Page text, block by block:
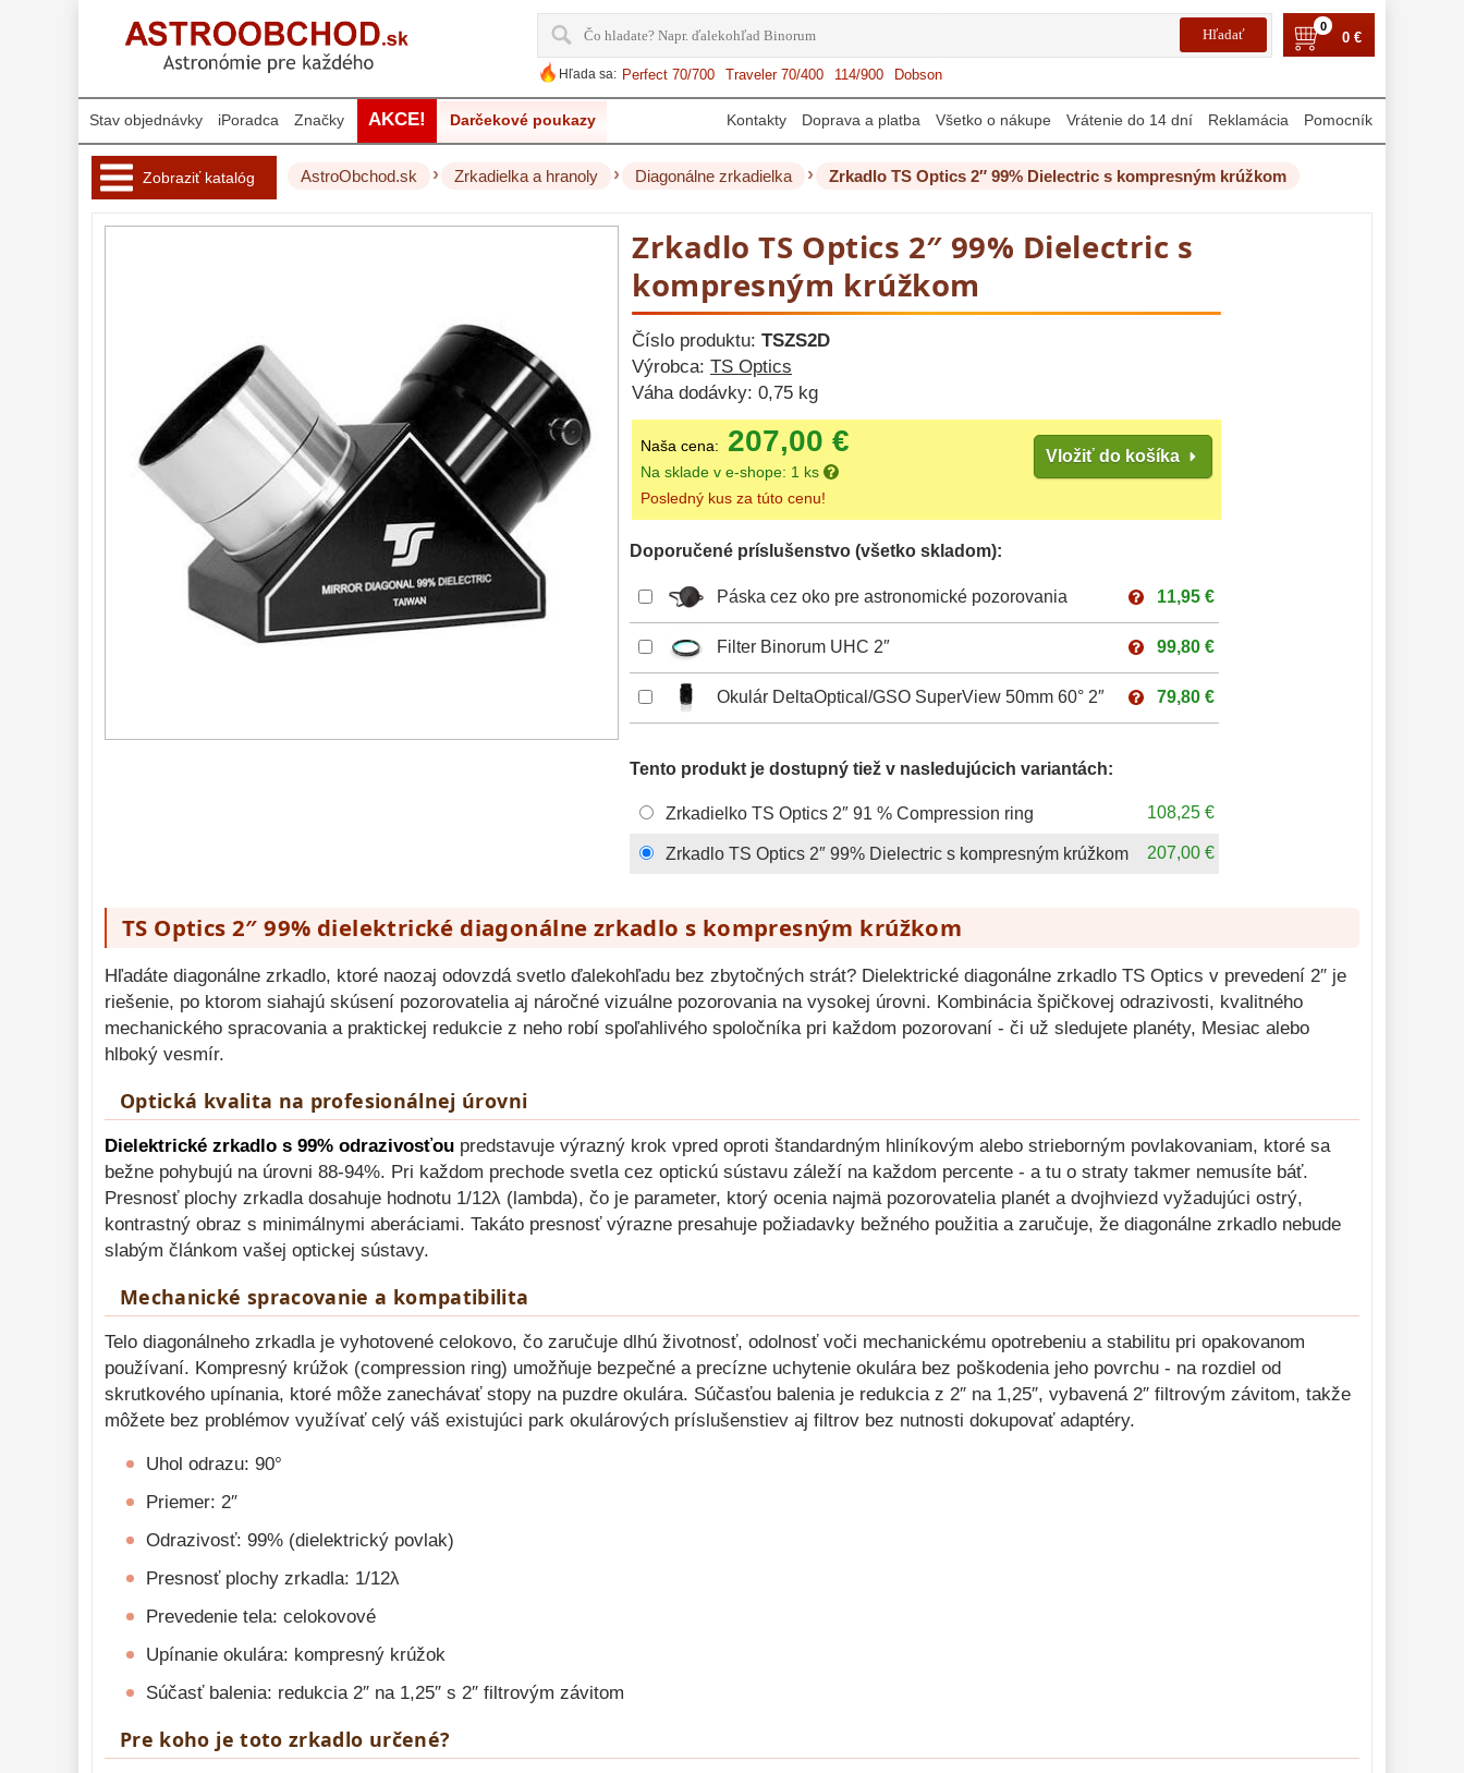
0
0 €
Hľada sa: Perfect 70/700 Traveler 70/400 114/900 Dobson
Stav objednávky iPoradca Značky AKCE! Darčekové poukazy Kontakty Doprava a platba Všetko o nákupe Vrátenie do 14 dní Reklamácia Pomocník
Zobraziť katalóg
príslušenstvo
175
Montáže 93
Zrkadielka a
hranoly
Diagonálne
36
Diagonálne hranoly 7
11
Amici hranoly 90°
Foto stativy
Lupy
Literatúra 10
Darčekové
AstroObchod.sk › Zrkadielka a hranoly › Diagonálne zrkadielka › Zrkadlo TS Optics 2″ 99% Dielectric s kompresným krúžkom
Zrkadlo TS Optics 2″ 99% Dielectric s
kompresným krúžkom
Číslo produktu: TSZS2D
Výrobca: TS Optics
Váha dodávky: 0,75 kg
Naša cena: 207,00 €
Na sklade v e-shope: 1 ks
Vložiť do košíka
Posledný kus za túto cenu!
Doporučené príslušenstvo (všetko skladom):
Páska cez oko pre astronomické pozorovania 11,95 €
Filter Binorum UHC 2″ 99,80 €
Okulár DeltaOptical/GSO SuperView 50mm 60° 2″ 79,80 €
Tento produkt je dostupný tiež v nasledujúcich variantách:
Zrkadielko TS Optics 2″ 91 % Compression ring 108,25 €
Zrkadlo TS Optics 2″ 99% Dielectric s kompresným krúžkom 207,00 €
TS Optics 2″ 99% dielektrické diagonálne zrkadlo s kompresným krúžkom
Hľadáte diagonálne zrkadlo, ktoré naozaj odovzdá svetlo ďalekohľadu bez zbytočných strát? Dielektrické diagonálne zrkadlo TS Optics v prevedení 2″ je
riešenie, po ktorom siahajú skúsení pozorovatelia aj náročné vizuálne pozorovania na vysokej úrovni. Kombinácia špičkovej odrazivosti, kvalitného
mechanického spracovania a praktickej redukcie z neho robí spoľahlivého spoločníka pri každom pozorovaní - či už sledujete planéty, Mesiac alebo
hlboký vesmír.
Optická kvalita na profesionálnej úrovni
Dielektrické zrkadlo s 99% odrazivosťou predstavuje výrazný krok vpred oproti štandardným hliníkovým alebo strieborným povlakovaniam, ktoré sa
bežne pohybujú na úrovni 88-94%. Pri každom prechode svetla cez optickú sústavu záleží na každom percente - a tu o straty takmer nemusíte báť.
Presnosť plochy zrkadla dosahuje hodnotu 1/12λ (lambda), čo je parameter, ktorý ocenia najmä pozorovatelia planét a dvojhviezd vyžadujúci ostrý,
kontrastný obraz s minimálnymi aberáciami. Takáto presnosť výrazne presahuje požiadavky bežného použitia a zaručuje, že diagonálne zrkadlo nebude
slabým článkom vašej optickej sústavy.
Mechanické spracovanie a kompatibilita
Telo diagonálneho zrkadla je vyhotovené celokovo, čo zaručuje dlhú životnosť, odolnosť voči mechanickému opotrebeniu a stabilitu pri opakovanom
používaní. Kompresný krúžok (compression ring) umožňuje bezpečné a precízne uchytenie okulára bez poškodenia jeho povrchu - na rozdiel od
skrutkového upínania, ktoré môže zanechávať stopy na puzdre okulára. Súčasťou balenia je redukcia z 2″ na 1,25″, vybavená 2″ filtrovým závitom, takže
môžete bez problémov využívať celý váš existujúci park okulárových príslušenstiev aj filtrov bez nutnosti dokupovať adaptéry.
Uhol odrazu: 90°
Priemer: 2″
Odrazivosť: 99% (dielektrický povlak)
Presnosť plochy zrkadla: 1/12λ
Prevedenie tela: celokovové
Upínanie okulára: kompresný krúžok
Súčasť balenia: redukcia 2″ na 1,25″ s 2″ filtrovým závitom
Pre koho je toto zrkadlo určené?